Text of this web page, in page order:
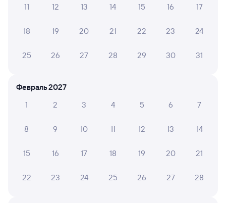
Купить билеты на поезд до Артезиана
11 12 13 14 15 16 17
18 19 20 21 22 23 24
25 26 27 28 29 30 31
Февраль 2027
1
2 3 4 5 6 7
8 9 10 11 12 13 14
15 16 17 18 19 20 21
22 23 24 25 26 27 28